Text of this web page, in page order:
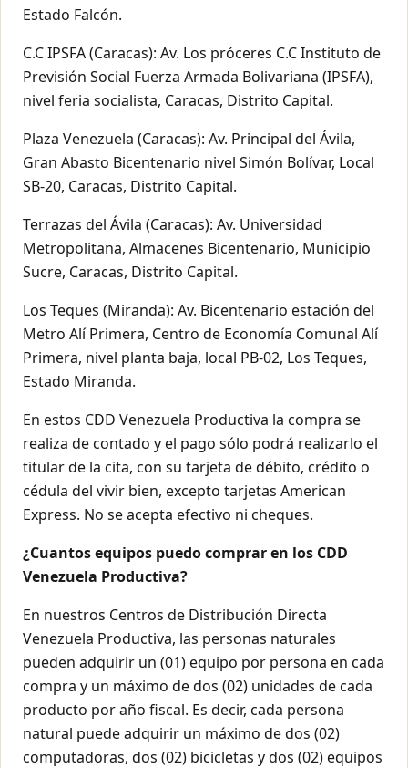
Estado Falcón.
C.C IPSFA (Caracas): Av. Los próceres C.C Instituto de
Previsión Social Fuerza Armada Bolivariana (IPSFA),
nivel feria socialista, Caracas, Distrito Capital.
Plaza Venezuela (Caracas): Av. Principal del Ávila,
Gran Abasto Bicentenario nivel Simón Bolívar, Local
SB-20, Caracas, Distrito Capital.
Terrazas del Ávila (Caracas): Av. Universidad
Metropolitana, Almacenes Bicentenario, Municipio
Sucre, Caracas, Distrito Capital.
Los Teques (Miranda): Av. Bicentenario estación del
Metro Alí Primera, Centro de Economía Comunal Alí
Primera, nivel planta baja, local PB-02, Los Teques,
Estado Miranda.
En estos CDD Venezuela Productiva la compra se
realiza de contado y el pago sólo podrá realizarlo el
titular de la cita, con su tarjeta de débito, crédito o
cédula del vivir bien, excepto tarjetas American
Express. No se acepta efectivo ni cheques.
¿Cuantos equipos puedo comprar en los CDD
Venezuela Productiva?
En nuestros Centros de Distribución Directa
Venezuela Productiva, las personas naturales
pueden adquirir un (01) equipo por persona en cada
compra y un máximo de dos (02) unidades de cada
producto por año fiscal. Es decir, cada persona
natural puede adquirir un máximo de dos (02)
computadoras, dos (02) bicicletas y dos (02) equipos